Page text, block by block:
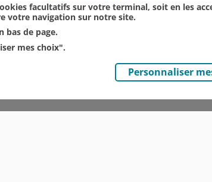
facultatifs sur votre terminal, soit en les
votre navigation sur notre site.
de page.
mes choix".
Personnaliser